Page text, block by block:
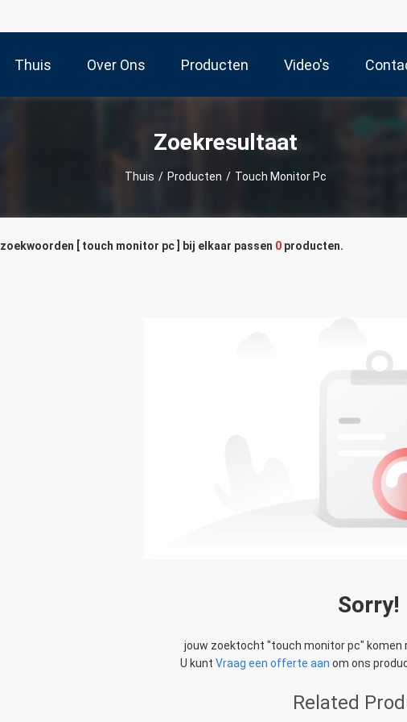
Thuis Over Ons Producten Video's
Zoekresultaat
Thuis / Producten / Touch Monitor Pc
zoekwoorden [ touch monitor pc ] bij elkaar passen 0 producten.
Sorry!
jouw zoektocht "touch monitor pc" komen
U kunt Vraag een offerte aan om ons
Related